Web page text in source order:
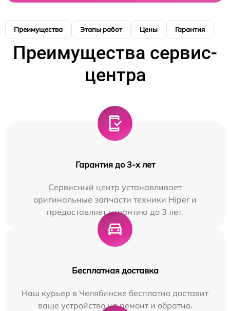
Преимущества Этапы работ Цены Гарантия
Преимущества сервис-
центра
Гарантия до 3-х лет
Сервисный центр устанавливает
оригинальные запчасти техники Hiper и
предоставляет гарантию до 3 лет.
Бесплатная доставка
Наш курьер в Челябинске бесплатно доставит
ваше устройство на ремонт и обратно.